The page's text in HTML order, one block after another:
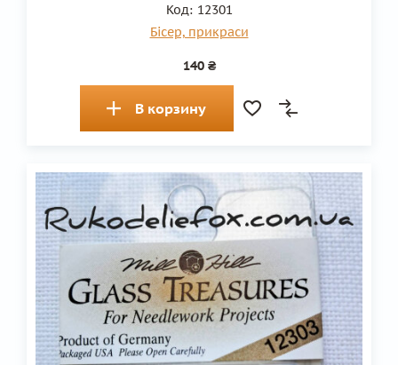
Код: 12301
Бісер, прикраси
140 ₴
В корзину